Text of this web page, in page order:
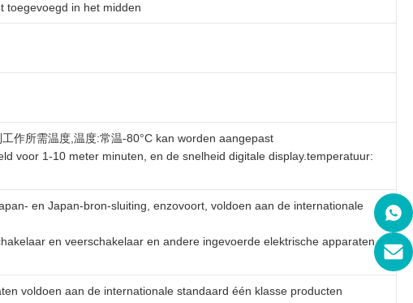
toegevoegd in het midden
作所需温度,温度:常温-80°C kan worden aangepast
voor 1-10 meter minuten, en de snelheid digitale display.temperatuur:
en Japan-bron-sluiting, enzovoort, voldoen aan de internationale
en veerschakelaar en andere ingevoerde elektrische apparaten
voldoen aan de internationale standaard één klasse producten